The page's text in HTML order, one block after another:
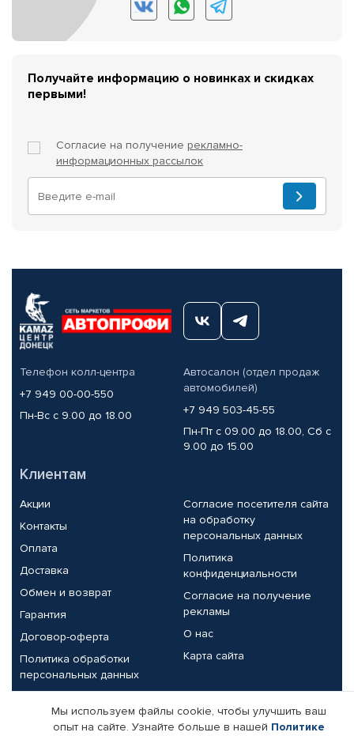
Получайте информацию о новинках и скидках
первыми!
Согласие на получение рекламно-
информационных рассылок
Телефон колл-центра
+7 949 00-00-550
Пн-Вс с 9.00 до 18.00
Автосалон (отдел продаж
автомобилей)
+7 949 503-45-55
Пн-Пт с 09.00 до 18.00, Сб с
9.00 до 15.00
Клиентам
Акции
Контакты
Оплата
Доставка
Обмен и возврат
Гарантия
Договор-оферта
Политика обработки
персональных данных
Согласие посетителя сайта
на обработку
персональных данных
Политика
конфиденциальности
Согласие на получение
рекламы
О нас
Карта сайта
Партнерам
Мы используем файлы cookie, чтобы улучшить ваш
опыт на сайте. Узнайте больше в нашей Политике